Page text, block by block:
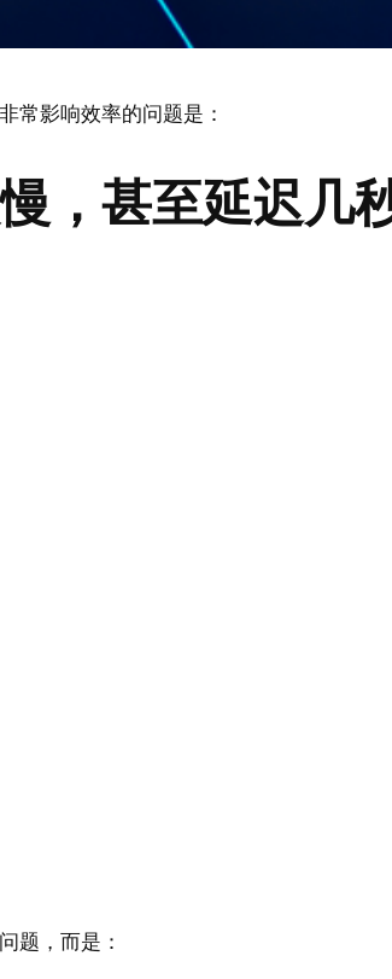
常影响效率的问题是：
，甚至延迟几
题，而是：